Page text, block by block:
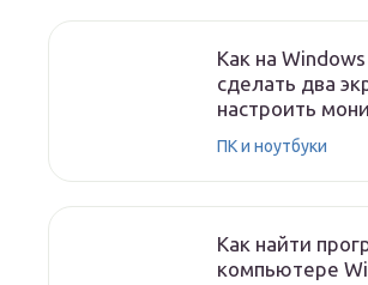
Как на
сделать два
настроить
ПК и ноутбуки
Как найти
компьютере